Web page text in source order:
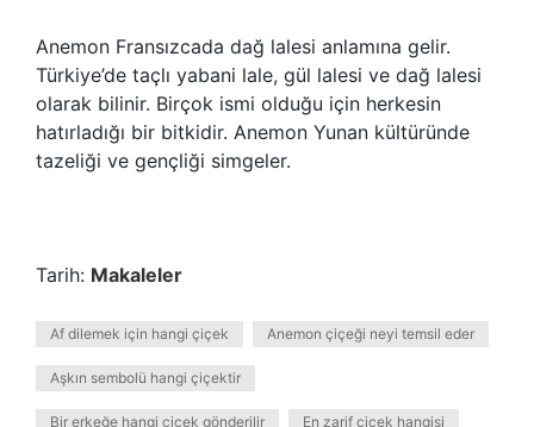
Anemon Fransızcada dağ lalesi anlamına gelir.
Türkiye’de taçlı yabani lale, gül lalesi ve dağ lalesi
olarak bilinir. Birçok ismi olduğu için herkesin
hatırladığı bir bitkidir. Anemon Yunan kültüründe
tazeliği ve gençliği simgeler.
Tarih: Makaleler
Af dilemek için hangi çiçek Anemon çiçeği neyi temsil eder
Aşkın sembolü hangi çiçektir
Bir erkeğe hangi çiçek gönderilir En zarif çiçek hangisi